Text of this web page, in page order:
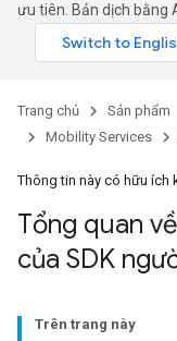
ưu tiên. Bản dịch bằng
Trang chủ Sản phẩm
Mobility Services
Thông tin này có hữu ích
Tổng quan
của SDK
Trên trang này